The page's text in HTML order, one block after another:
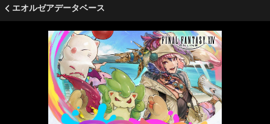
エオルゼアデータベース